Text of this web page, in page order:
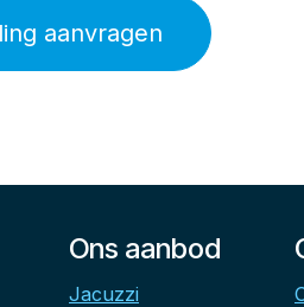
aanvragen
Ons aanbod
Jacuzzi